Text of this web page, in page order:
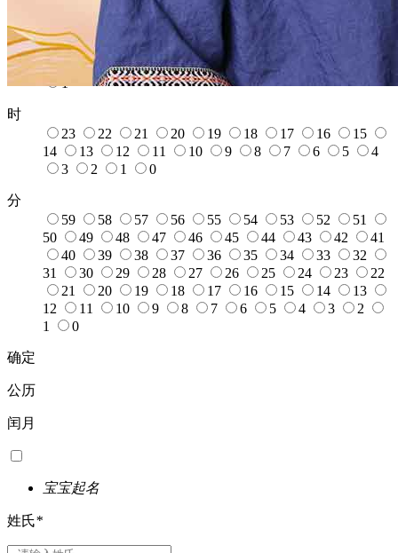
31
30 29 28 27 25 24
22
21 20 18 17
12
11 10 9 8 7 4
1
时
23
22 21 20 19 18 17 16
15
14
13 12 11 10 9 8 7 6 5
4
3
2 1 0
分
59
58 57 56 55 54 53 52
51
50
49 48 47 46 45 44 43 42
41
40
39 38 37 36 35 34 33
32
31
30 29 28 27 26 25 24 23
22
21
20 19 18 17 16 15 14
13
12
11 10 9 8 7 6 5 4 3
2
1
0
确定
公历
闰月
宝宝起名
姓氏*